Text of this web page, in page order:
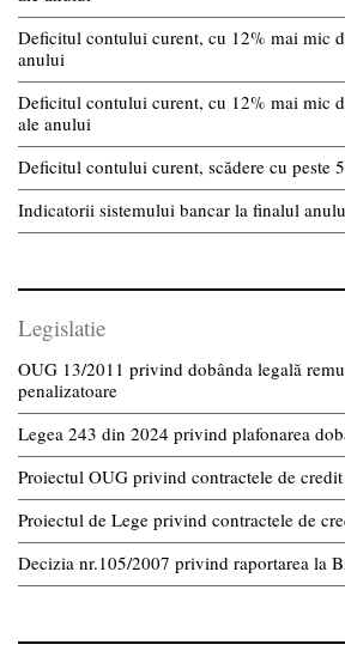
Deficitul contului curent, cu 12% mai mic
anului
Deficitul contului curent, cu 12% mai mic
ale anului
Deficitul contului curent, scădere cu peste
Indicatorii sistemului bancar la finalul
Legislatie
OUG 13/2011 privind dobânda legală
penalizatoare
Legea 243 din 2024 privind plafonarea
Proiectul OUG privind contractele de
Proiectul de Lege privind contractele de
Decizia nr.105/2007 privind raportarea la